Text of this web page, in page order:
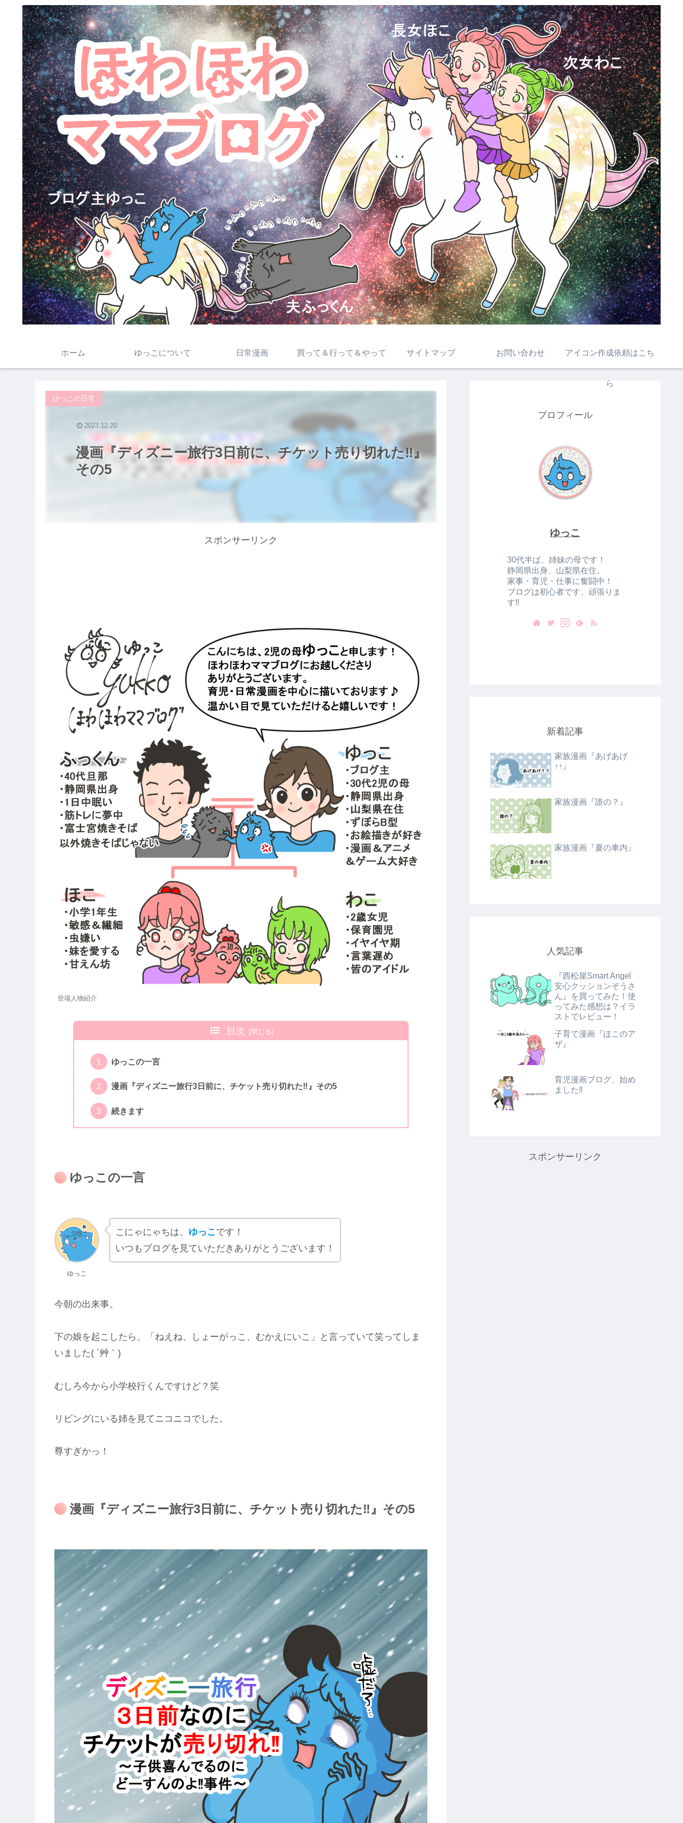
ホーム ゆっこについて 日常漫画 買って＆行って＆やって
みた
サイトマップ お問い合わせ アイコン作成依頼はこち
ら
漫画『ディズニー旅行3日前に、チケット売り切れた‼』
その5
ゆっこの日常
2023.12.20
スポンサーリンク
登場人物紹介
目次
ゆっこの一言
漫画『ディズニー旅行3日前に、チケット売り切れた‼』その5
続きます
ゆっこの一言
ゆっこ
こにゃにゃちは、 ゆっこです！
いつもブログを見ていただきありがとうございます！
今朝の出来事。
下の娘を起こしたら、「ねえね、しょーがっこ、むかえにいこ」と言っていて笑ってしま
いました( ´艸｀)
むしろ今から小学校行くんですけど？笑
リビングにいる姉を見てニコニコでした。
尊すぎかっ！
漫画『ディズニー旅行3日前に、チケット売り切れた‼』その5
プロフィール
ゆっこ
30代半ば、姉妹の母です！
静岡県出身、山梨県在住。
家事・育児・仕事に奮闘中！
ブログは初心者です、頑張りま
す‼
新着記事
家族漫画『あげあげ
↑↑』
家族漫画『誰の？』
家族漫画『夏の車内』
人気記事
『西松屋Smart Angel
安心クッションぞうさ
ん』を買ってみた！使
ってみた感想は？イラ
ストでレビュー！
子育て漫画『ほこのア
ザ』
育児漫画ブログ、始め
ました‼
スポンサーリンク